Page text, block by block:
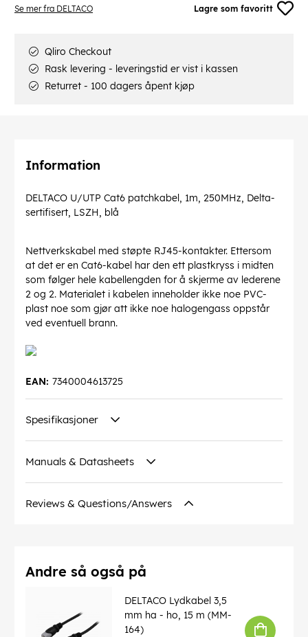
Se mer fra DELTACO Lagre som favoritt
Qliro Checkout
Rask levering - leveringstid er vist i kassen
Returret - 100 dagers åpent kjøp
Information
DELTACO U/UTP Cat6 patchkabel, 1m, 250MHz, Delta-
sertifisert, LSZH, blå
Nettverkskabel med støpte RJ45-kontakter. Ettersom
at det er en Cat6-kabel har den ett plastkryss i midten
som følger hele kabellengden for å skjerme av lederene
2 og 2. Materialet i kabelen inneholder ikke noe PVC-
plast noe som gjør att ikke noe halogengass oppstår
ved eventuell brann.
7340004613725
EAN:
Spesifikasjoner
Manuals & Datasheets
Reviews & Questions/Answers
Andre så også på
DELTACO Lydkabel 3,5
mm ha - ho, 15 m (MM-
164)